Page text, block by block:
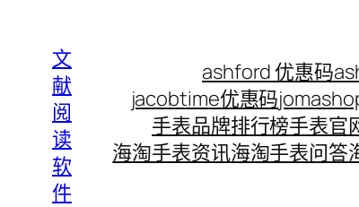
content
文
献
阅
读
软
件
ashford 优惠码
jacobtime优惠码
手表品牌排行榜手表官
海淘手表资讯海淘手表问答